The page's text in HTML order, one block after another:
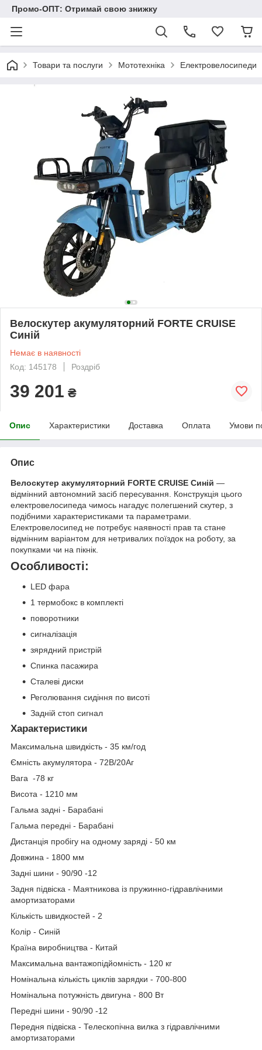
Промо-ОПТ: Отримай свою знижку
Товари та послуги Мототехніка Електровелосипеди
Велоскутер акумуляторний FORTE CRUISE
Синій
Немає в наявності
Код: 145178
Роздріб
39 201 ₴
Опис Характеристики Доставка Оплата Умови
Опис
Велоскутер акумуляторний FORTE CRUISE Синій —
відмінний автономний засіб пересування. Конструкція цього
електровелосипеда чимось нагадує полегшений скутер, з
подібними характеристиками та параметрами.
Електровелосипед не потребує наявності прав та стане
відмінним варіантом для нетривалих поїздок на роботу, за
покупками чи на пікнік.
Особливості:
LED фара
1 термобокс в комплекті
поворотники
сигналізація
зярядний пристрій
Спинка пасажира
Сталеві диски
Реголювання сидіння по висоті
Задній стоп сигнал
Характеристики
Максимальна швидкість - 35 км/год
Ємність акумулятора - 72В/20Аг
Вага -78 кг
Висота - 1210 мм
Гальма задні - Барабані
Гальма передні - Барабані
Дистанція пробігу на одному заряді - 50 км
Довжина - 1800 мм
Задні шини - 90/90 -12
Задня підвіска - Маятникова із пружинно-гідравлічними
амортизаторами
Кількість швидкостей - 2
Колір - Синій
Країна виробництва - Китай
Максимальна вантажопідйомність - 120 кг
Номінальна кількість циклів зарядки - 700-800
Номінальна потужність двигуна - 800 Вт
Передні шини - 90/90 -12
Передня підвіска - Телескопічна вилка з гідравлічними
амортизаторами